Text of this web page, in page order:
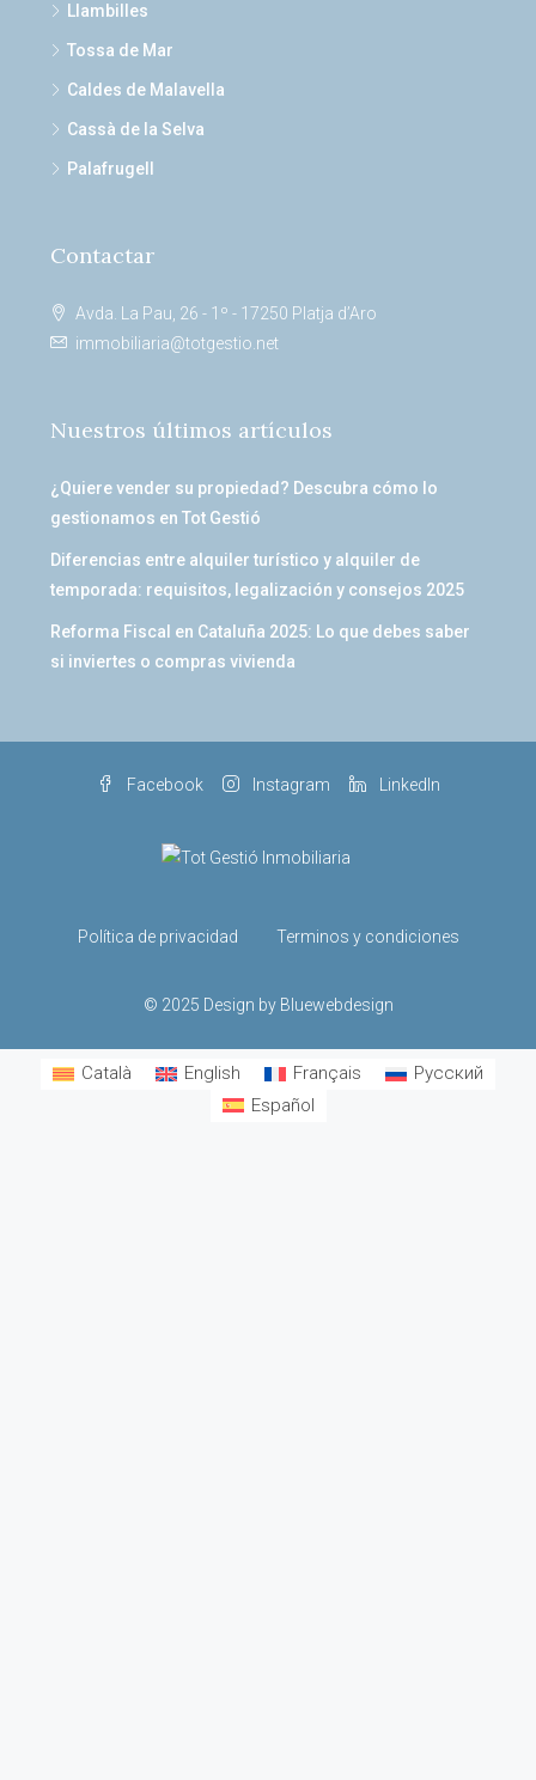
Llambilles
Tossa de Mar
Caldes de Malavella
Cassà de la Selva
Palafrugell
Contactar
Avda. La Pau, 26 - 1º - 17250 Platja d’Aro
immobiliaria@totgestio.net
Nuestros últimos artículos
¿Quiere vender su propiedad? Descubra cómo lo
gestionamos en Tot Gestió
Diferencias entre alquiler turístico y alquiler de
temporada: requisitos, legalización y consejos 2025
Reforma Fiscal en Cataluña 2025: Lo que debes saber
si inviertes o compras vivienda
Facebook Instagram LinkedIn
Política de privacidad Terminos y condiciones
© 2025 Design by Bluewebdesign
Català English Français
Русский
Español